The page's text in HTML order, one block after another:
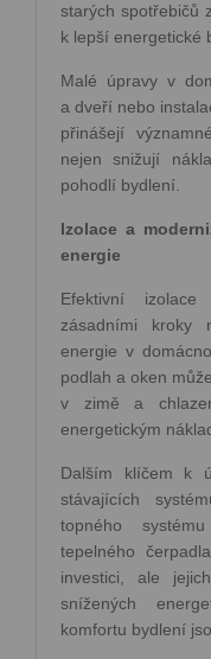
starých spotřebičů
k lepší energetické
Malé úpravy v
a dveří nebo
přinášejí
nejen snižují
pohodlí bydlení.
Izolace a
energie
Efektivní
zásadními kroky
energie v
podlah a oken
v zimě a
energetickým
Dalším klíčem k
stávajících
topného
tepelného
investici, ale
snížených
komfortu bydlení